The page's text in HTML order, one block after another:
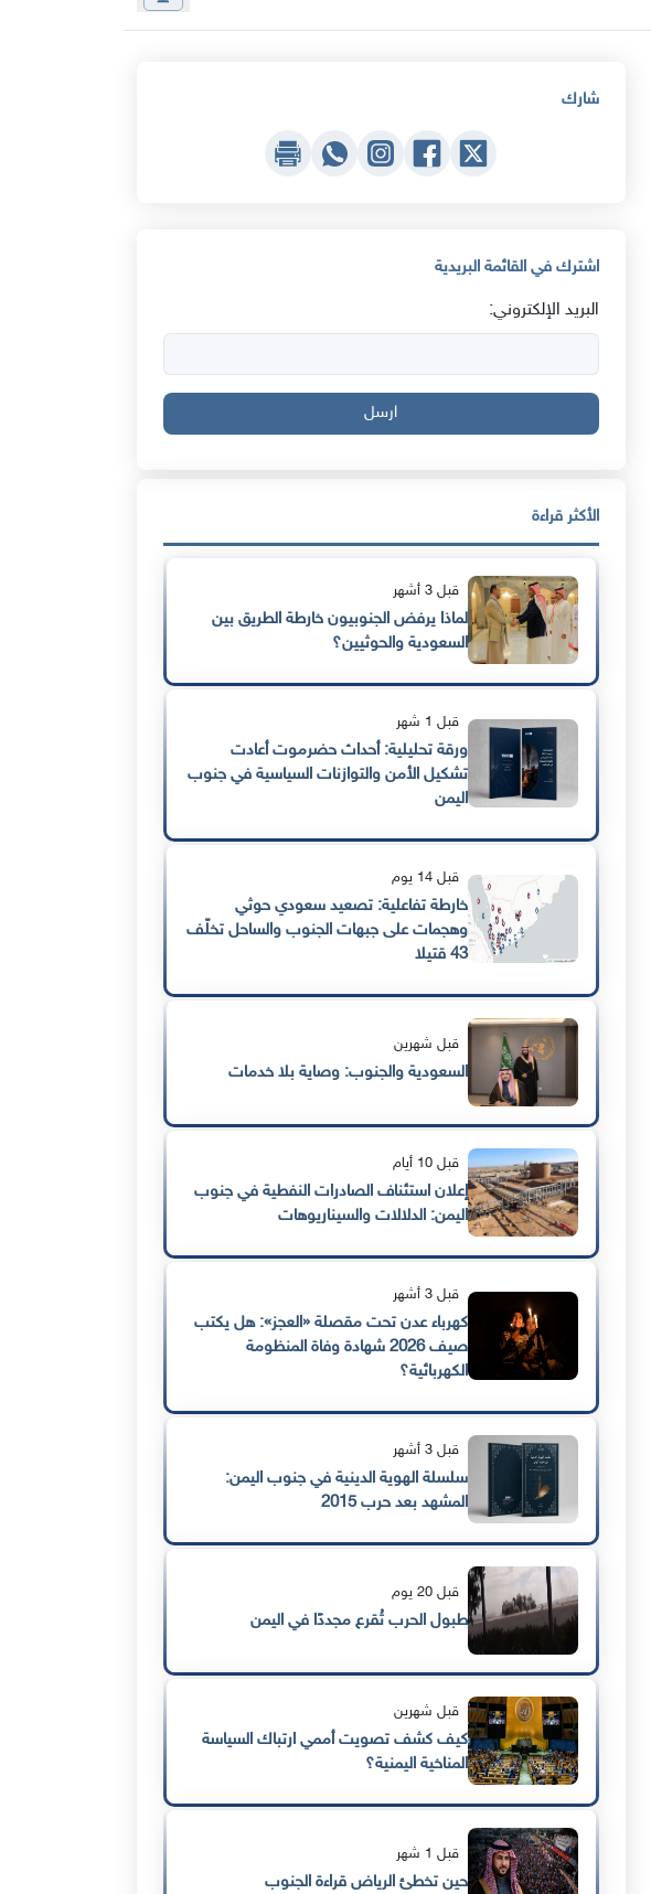
شارك
اشترك في القائمة البريدية
البريد الإلكتروني:
ارسل
الأكثر قراءة
قبل 3 أشهر
لماذا يرفض الجنوبيون خارطة الطريق بين
السعودية والحوثيين؟
قبل 1 شهر
ورقة تحليلية: أحداث حضرموت أعادت
تشكيل الأمن والتوازنات السياسية في جنوب
اليمن
قبل 14 يوم
خارطة تفاعلية: تصعيد سعودي حوثي
وهجمات على جبهات الجنوب والساحل تخلّف
43 قتيلا
قبل شهرين
السعودية والجنوب: وصاية بلا خدمات
قبل 10 أيام
إعلان استئناف الصادرات النفطية في جنوب
اليمن: الدلالات والسيناريوهات
قبل 3 أشهر
كهرباء عدن تحت مقصلة «العجز»: هل يكتب
صيف 2026 شهادة وفاة المنظومة
الكهربائية؟
قبل 3 أشهر
سلسلة الهوية الدينية في جنوب اليمن:
المشهد بعد حرب 2015
قبل 20 يوم
طبول الحرب تُقرع مجددًا في اليمن
قبل شهرين
كيف كشف تصويت أممي ارتباك السياسة
المناخية اليمنية؟
قبل 1 شهر
حين تخطئ الرياض قراءة الجنوب